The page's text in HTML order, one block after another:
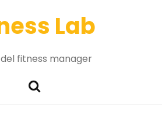
Lab
fitness manager